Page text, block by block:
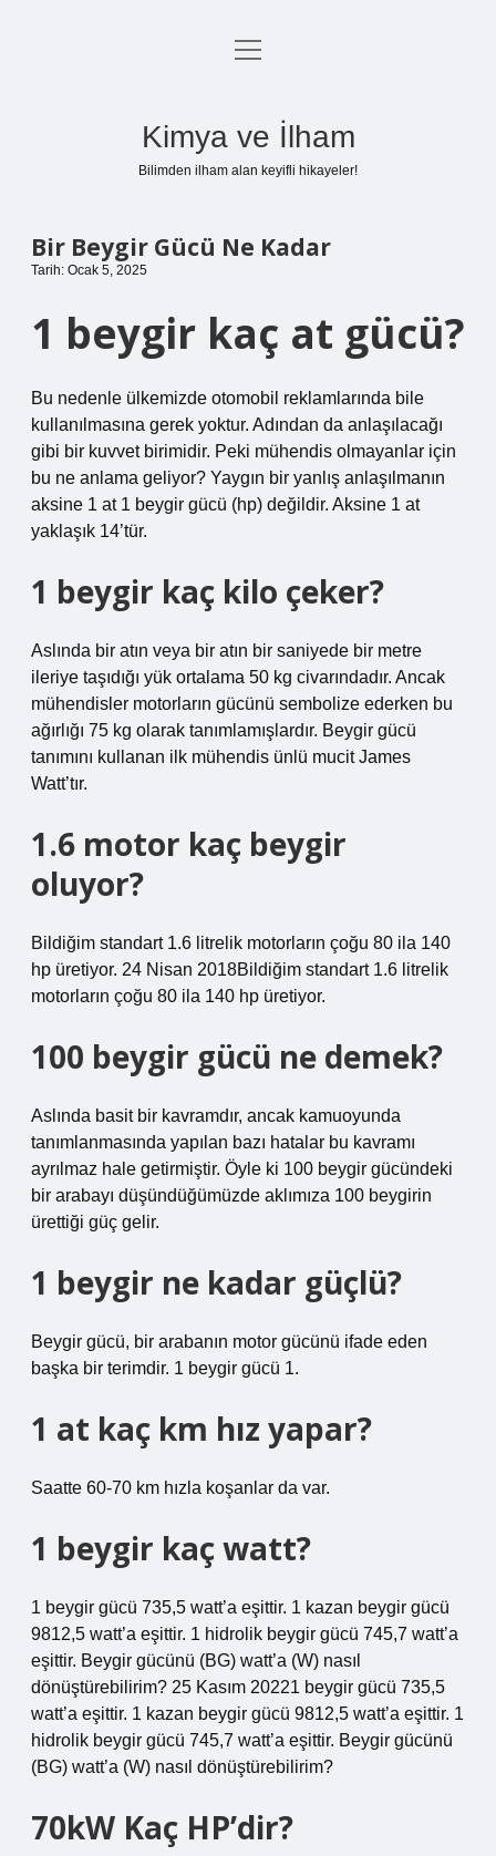
Anasayfa
menüyü
Kimya ve İlham
Bilimden ilham alan keyifli hikayeler!
Bir Beygir Gücü Ne Kadar
Tarih: Ocak 5, 2025
1 beygir kaç at gücü?
Bu nedenle ülkemizde otomobil reklamlarında bile
kullanılmasına gerek yoktur. Adından da anlaşılacağı
gibi bir kuvvet birimidir. Peki mühendis olmayanlar için
bu ne anlama geliyor? Yaygın bir yanlış anlaşılmanın
aksine 1 at 1 beygir gücü (hp) değildir. Aksine 1 at
yaklaşık 14’tür.
1 beygir kaç kilo çeker?
Aslında bir atın veya bir atın bir saniyede bir metre
ileriye taşıdığı yük ortalama 50 kg civarındadır. Ancak
mühendisler motorların gücünü sembolize ederken bu
ağırlığı 75 kg olarak tanımlamışlardır. Beygir gücü
tanımını kullanan ilk mühendis ünlü mucit James
Watt’tır.
1.6 motor kaç beygir
oluyor?
Bildiğim standart 1.6 litrelik motorların çoğu 80 ila 140
hp üretiyor. 24 Nisan 2018Bildiğim standart 1.6 litrelik
motorların çoğu 80 ila 140 hp üretiyor.
100 beygir gücü ne demek?
Aslında basit bir kavramdır, ancak kamuoyunda
tanımlanmasında yapılan bazı hatalar bu kavramı
ayrılmaz hale getirmiştir. Öyle ki 100 beygir gücündeki
bir arabayı düşündüğümüzde aklımıza 100 beygirin
ürettiği güç gelir.
1 beygir ne kadar güçlü?
Beygir gücü, bir arabanın motor gücünü ifade eden
başka bir terimdir. 1 beygir gücü 1.
1 at kaç km hız yapar?
Saatte 60-70 km hızla koşanlar da var.
1 beygir kaç watt?
1 beygir gücü 735,5 watt’a eşittir. 1 kazan beygir gücü
9812,5 watt’a eşittir. 1 hidrolik beygir gücü 745,7 watt’a
eşittir. Beygir gücünü (BG) watt’a (W) nasıl
dönüştürebilirim? 25 Kasım 20221 beygir gücü 735,5
watt’a eşittir. 1 kazan beygir gücü 9812,5 watt’a eşittir. 1
hidrolik beygir gücü 745,7 watt’a eşittir. Beygir gücünü
(BG) watt’a (W) nasıl dönüştürebilirim?
70kW Kaç HP’dir?